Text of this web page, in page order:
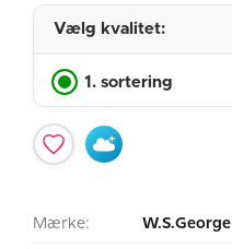
Vælg kvalitet:
1. sortering
Mærke: W.S.George